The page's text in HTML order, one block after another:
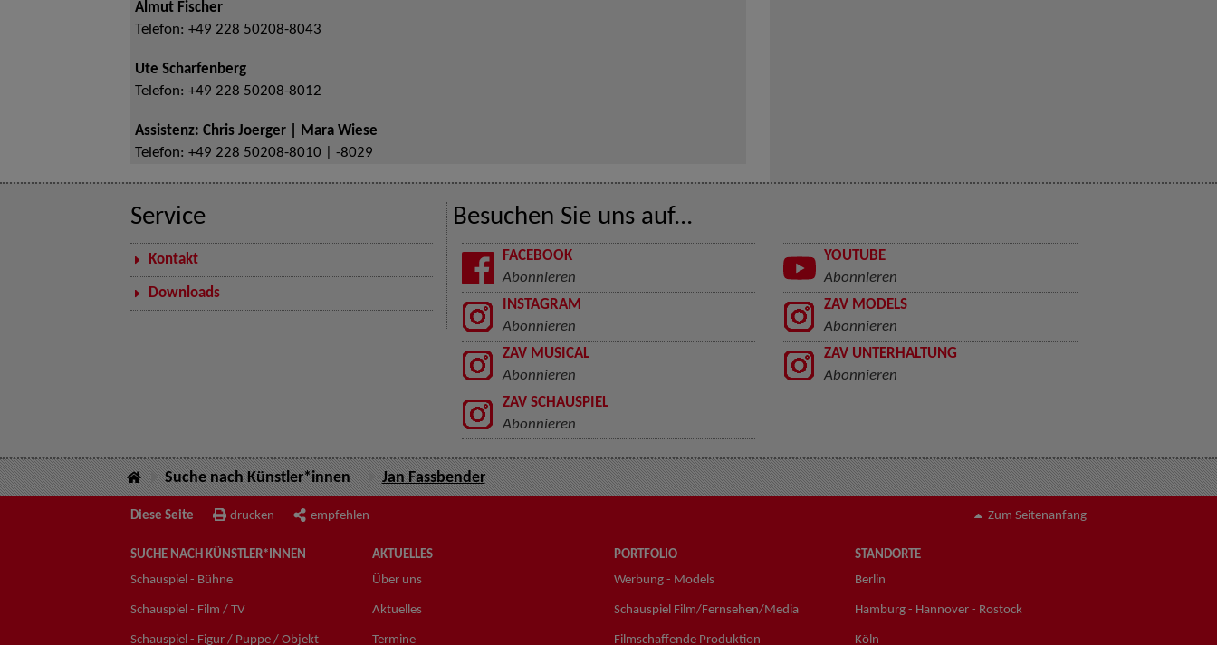
Almut Fischer
Telefon: +49 228 50208-8043
Ute Scharfenberg
Telefon: +49 228 50208-8012
Assistenz: Chris Joerger | Mara Wiese
Telefon: +49 228 50208-8010 | -8029
Service
Kontakt
Downloads
Besuchen Sie uns auf...
FACEBOOK
Abonnieren
YOUTUBE
Abonnieren
INSTAGRAM
Abonnieren
ZAV MODELS
Abonnieren
ZAV MUSICAL
Abonnieren
ZAV UNTERHALTUNG
Abonnieren
ZAV SCHAUSPIEL
Abonnieren
Suche nach Künstler*innen Jan Fassbender
Diese Seite drucken empfehlen Zum Seitenanfang
SUCHE NACH KÜNSTLER*INNEN
Schauspiel - Bühne
Schauspiel - Film / TV
Schauspiel - Figur / Puppe / Objekt
AKTUELLES
Über uns
Aktuelles
Termine
PORTFOLIO
Werbung - Models
Schauspiel Film/Fernsehen/Media
Filmschaffende Produktion
STANDORTE
Berlin
Hamburg - Hannover - Rostock
Köln